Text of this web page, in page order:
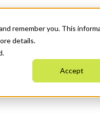
remember you. This
details.
Accept